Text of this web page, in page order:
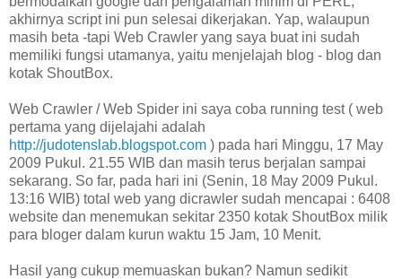
akhirnya script ini pun selesai dikerjakan. Yap, walaupun
masih beta -tapi Web Crawler yang saya buat ini sudah
memiliki fungsi utamanya, yaitu menjelajah blog - blog dan
kotak ShoutBox.
Web Crawler / Web Spider ini saya coba running test ( web
pertama yang dijelajahi adalah
http://judotenslab.blogspot.com ) pada hari Minggu, 17 May
2009 Pukul. 21.55 WIB dan masih terus berjalan sampai
sekarang. So far, pada hari ini (Senin, 18 May 2009 Pukul.
13:16 WIB) total web yang dicrawler sudah mencapai : 6408
website dan menemukan sekitar 2350 kotak ShoutBox milik
para bloger dalam kurun waktu 15 Jam, 10 Menit.
Hasil yang cukup memuaskan bukan? Namun sedikit